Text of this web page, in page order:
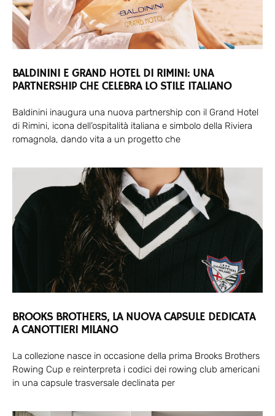
BALDININI E GRAND HOTEL DI RIMINI: UNA
PARTNERSHIP CHE CELEBRA LO STILE ITALIANO
Baldinini inaugura una nuova partnership con il Grand Hotel
di Rimini, icona dell’ospitalità italiana e simbolo della Riviera
romagnola, dando vita a un progetto che
BROOKS BROTHERS, LA NUOVA CAPSULE DEDICATA
A CANOTTIERI MILANO
La collezione nasce in occasione della prima Brooks Brothers
Rowing Cup e reinterpreta i codici dei rowing club americani
in una capsule trasversale declinata per